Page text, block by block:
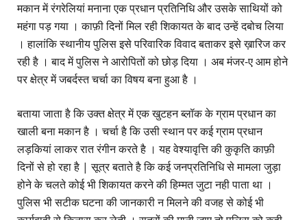
मकान में रंगरेलियां मनाना एक प्रधान प्रतिनिधि और उसके साथियों को
महंगा पड़ गया । काफ़ी दिनों मिल रही शिकायत के बाद उन्हें दबोच लिया
। हालांकि स्थानीय पुलिस इसे परिवारिक विवाद बताकर इसे ख़ारिज कर
रही है । बाद में पुलिस ने आरोपितों को छोड़ दिया । अब मंजर-ए आम होने
पर क्षेत्र में जबर्दस्त चर्चा का विषय बना हुआ है ।
बताया जाता है कि उक्त क्षेत्र में एक खुटहन ब्लॉक के ग्राम प्रधान का
खाली बना मकान है । चर्चा है कि उसी स्थान पर कई ग्राम प्रधान
लड़कियां लाकर रात रंगीन करते है । यह वेश्यावृत्ति की कुकृति काफ़ी
दिनों से हो रहा है | सूत्र बताते है कि कई जनप्रतिनिधि से मामला जुड़ा
होने के चलते कोई भी शिकायत करने की हिम्मत जुटा नही पाता था ।
पुलिस भी सटीक घटना की जानकारी न मिलने की वजह से कोई भी